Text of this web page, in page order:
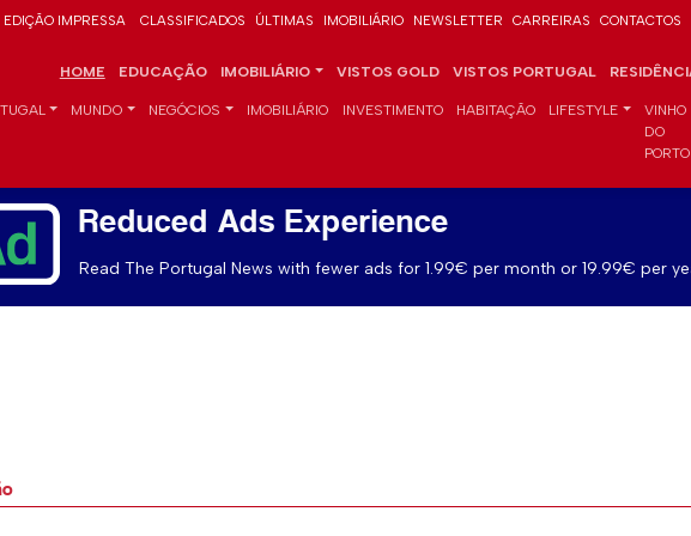
EDIÇÃO IMPRESSA CLASSIFICADOS ÚLTIMAS IMOBILIÁRIO NEWSLETTER CARREIRAS CONTACTOS
HOME EDUCAÇÃO IMOBILIÁRIO VISTOS GOLD VISTOS PORTUGAL
MUNDO NEGÓCIOS IMOBILIÁRIO INVESTIMENTO HABITAÇÃO LIFESTYLE
VINHO
DO
PORTO
Reduced Ads Experience
Read The Portugal News with fewer ads for 1.99€ per month or 19.99€ per